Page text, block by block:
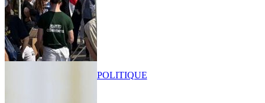
POLITIQUE